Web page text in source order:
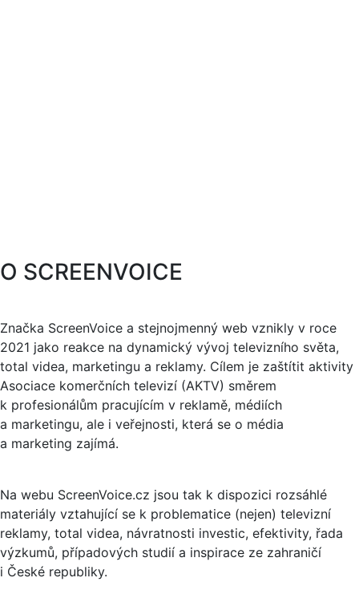
O SCREENVOICE
Značka ScreenVoice a stejnojmenný web vznikly v roce
2021 jako reakce na dynamický vývoj televizního světa,
total videa, marketingu a reklamy. Cílem je zaštítit aktivity
Asociace komerčních televizí (AKTV) směrem
k profesionálům pracujícím v reklamě, médiích
a marketingu, ale i veřejnosti, která se o média
a marketing zajímá.
Na webu ScreenVoice.cz jsou tak k dispozici rozsáhlé
materiály vztahující se k problematice (nejen) televizní
reklamy, total videa, návratnosti investic, efektivity, řada
výzkumů, případových studií a inspirace ze zahraničí
i České republiky.